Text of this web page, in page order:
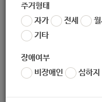
주거형태
자가
전세 월
기타
장애여부
비장애인
심하지
서울특별시 노원구 월계로
원1종합사회복지관)